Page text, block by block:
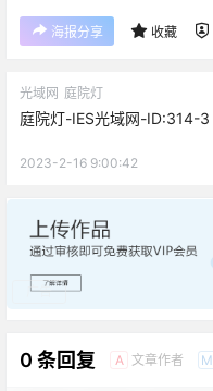
海报分享 收藏
光域网 庭院灯
庭院灯-IES光域网-ID:314-3
2023-2-16 9:00:42
广告
0 条回复 A 文章作者 M